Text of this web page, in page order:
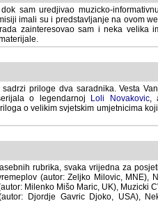
sam uredjivao muzicko-
imali su i predstavljanje na ovom
zainteresovao sam i neka velika
priloge dva saradnika. Vesta
o legendarnoj
Loli Novakovic,
o velikim svjetskim umjetnicima
rubrika, svaka vrijedna za
(autor: Zeljko Milovic, MNE),
Milenko Mišo Maric, UK), Muzicki
Djordje Gavric Djoko, USA),